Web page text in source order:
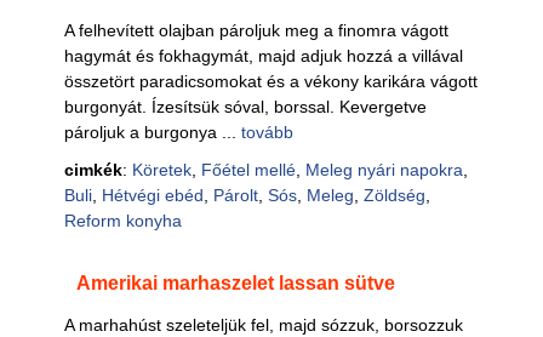
A felhevített olajban pároljuk meg a finomra vágott
hagymát és fokhagymát, majd adjuk hozzá a villával
összetört paradicsomokat és a vékony karikára vágott
burgonyát. Ízesítsük sóval, borssal. Kevergetve
pároljuk a burgonya ... tovább
cimkék: Köretek, Főétel mellé, Meleg nyári napokra
Buli, Hétvégi ebéd Párolt, Sós, Meleg Zöldség
Reform konyha
Amerikai marhaszelet lassan sütve
A marhahúst szeleteljük fel, majd sózzuk, borsozzuk